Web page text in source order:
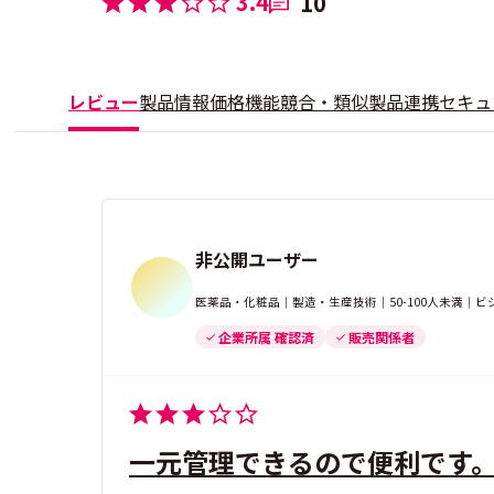
レビュー製品情報価格機能競合・類似製品連携セキ
非公開ユーザー
医薬品・化粧品｜製造・生産技術｜50-100人未満｜ビ
企業所属 確認済 販売関係者
一元管理できるので便利です。